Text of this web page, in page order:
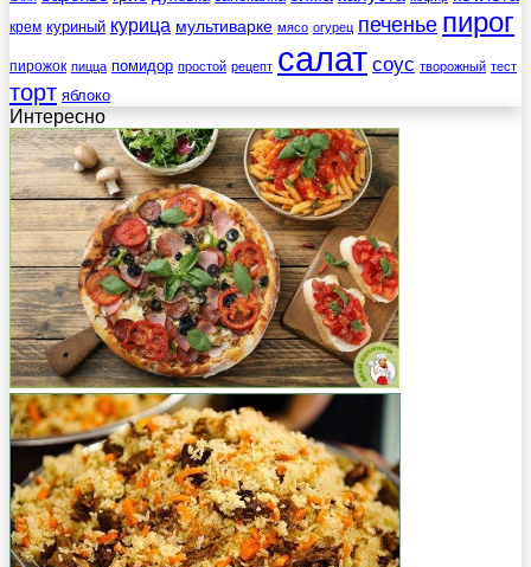
крем куриный курица мультиварке мясо огурец печенье пирог
пирожок пицца помидор простой рецепт салат соус творожный тест
торт яблоко
Интересно